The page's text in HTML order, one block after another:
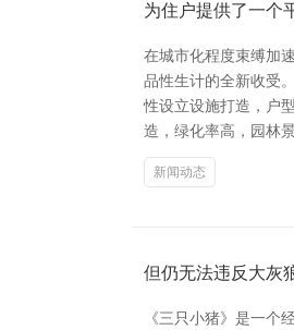
为住户提供了一个
在城市化程度束缚加
品性生计的全新收受
性设立设施打造，户
造，绿化率高，园林
新闻动态
但仍无法违反大灰
《三只小猪》是一个